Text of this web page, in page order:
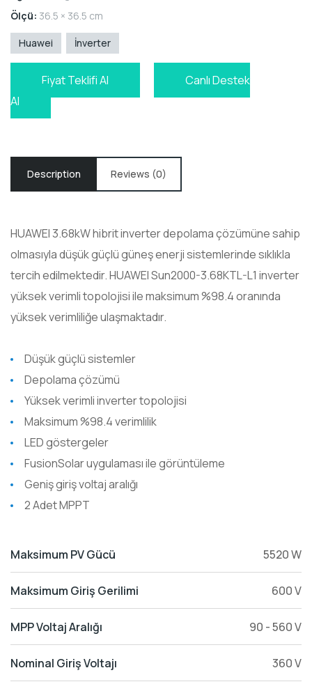
Ölçü: 36.5 × 36.5 cm
Huawei İnverter
Fiyat Teklifi Al
Canlı Destek
Al
Description Reviews (0)
HUAWEI 3.68kW hibrit inverter depolama çözümüne sahip
olmasıyla düşük güçlü güneş enerji sistemlerinde sıklıkla
tercih edilmektedir. HUAWEI Sun2000-3.68KTL-L1 inverter
yüksek verimli topolojisi ile maksimum %98.4 oranında
yüksek verimliliğe ulaşmaktadır.
Düşük güçlü sistemler
Depolama çözümü
Yüksek verimli inverter topolojisi
Maksimum %98.4 verimlilik
LED göstergeler
FusionSolar uygulaması ile görüntüleme
Geniş giriş voltaj aralığı
2 Adet MPPT
Maksimum PV Gücü 5520 W
Maksimum Giriş Gerilimi 600 V
MPP Voltaj Aralığı 90 - 560 V
Nominal Giriş Voltajı 360 V